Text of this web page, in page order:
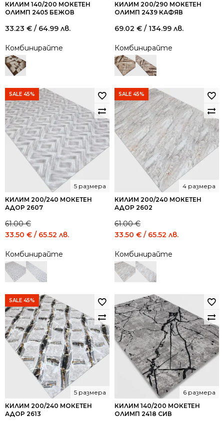
КИЛИМ 140/200 МОКЕТЕН
ОЛИМП 2405 БЕЖОВ
33.23 € / 64.99 лв.
Комбинирайте
КИЛИМ 200/290 МОКЕТЕН
ОЛИМП 2439 КАФЯВ
69.02 € / 134.99 лв.
Комбинирайте
SALE 45%
КИЛИМ 200/240 МОКЕТЕН
АДОР 2607
5 размера
61.00€
Original
was:
61.00 €
/
лв..
33.50 € / 65.52 лв.
Комбинирайте
SALE 45%
КИЛИМ 200/240 МОКЕТЕН
АДОР 2602
4 размера
61.00€
Original
was:
61.00 €
/
33.50 € / 65.52 лв.
лв..
Комбинирайте
SALE 45%
КИЛИМ 200/240 МОКЕТЕН
АДОР 2613
5 размера
КИЛИМ 140/200 МОКЕТЕН
ОЛИМП 2418 СИВ
6 размера